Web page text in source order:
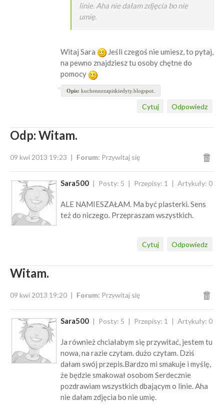
linie. Aha nie dałam zdjęcia bo nie
umię.
Witaj Sara
Jeśli czegoś nie umiesz, to pytaj,
na pewno znajdziesz tu osoby chętne do
pomocy
Opis: kuchennezapiskiedyty.blogspot.
Odpowiedz
Cytuj
Odp: Witam.
09 kwi 2013 19:23 Forum: Przywitaj się
Sara500 Posty: 5 Przepisy: 1 Artykuły: 0
ALE NAMIESZAŁAM. Ma być plasterki. Sens
też do niczego. Przepraszam wszystkich.
Odpowiedz
Cytuj
Witam.
09 kwi 2013 19:20 Forum: Przywitaj się
Sara500 Posty: 5 Przepisy: 1 Artykuły: 0
Ja również chciałabym się przywitać, jestem tu
nowa, na razie czytam. dużo czytam. Dziś
dałam swój przepis.Bardzo mi smakuje i myślę,
że będzie smakował osobom Serdecznie
pozdrawiam wszystkich dbającym o linie. Aha
nie dałam zdjęcia bo nie umię.